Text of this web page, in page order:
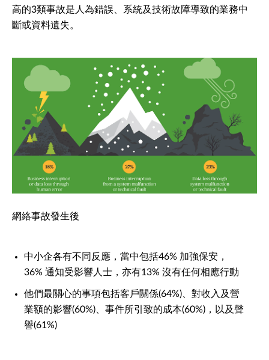
高的3類事故是人為錯誤、系統及技術故障導致的業務中
斷或資料遺失。
網絡事故發生後
中小企各有不同反應，當中包括46% 加強保安，
36% 通知受影響人士，亦有13% 沒有任何相應行動
他們最關心的事項包括客戶關係(64%)、對收入及營
業額的影響(60%)、事件所引致的成本(60%)，以及聲
譽(61%)